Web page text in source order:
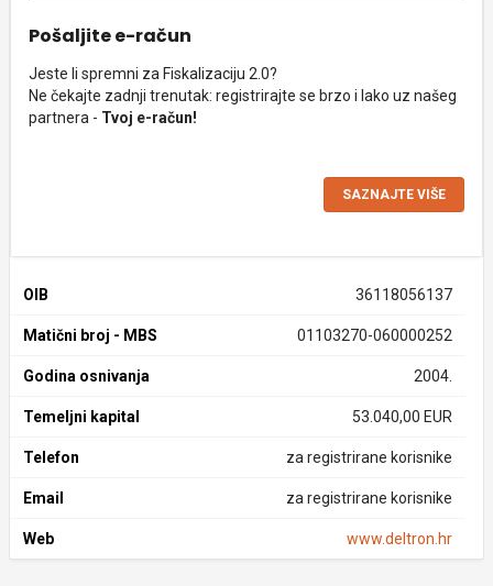
Pošaljite e-račun
Jeste li spremni za Fiskalizaciju 2.0?
Ne čekajte zadnji trenutak: registrirajte se brzo i lako uz našeg
partnera - Tvoj e-račun!
SAZNAJTE VIŠE
OIB 36118056137
Matični broj - MBS 01103270-060000252
Godina osnivanja 2004.
Temeljni kapital 53.040,00 EUR
Telefon za registrirane korisnike
Email za registrirane korisnike
Web www.deltron.hr